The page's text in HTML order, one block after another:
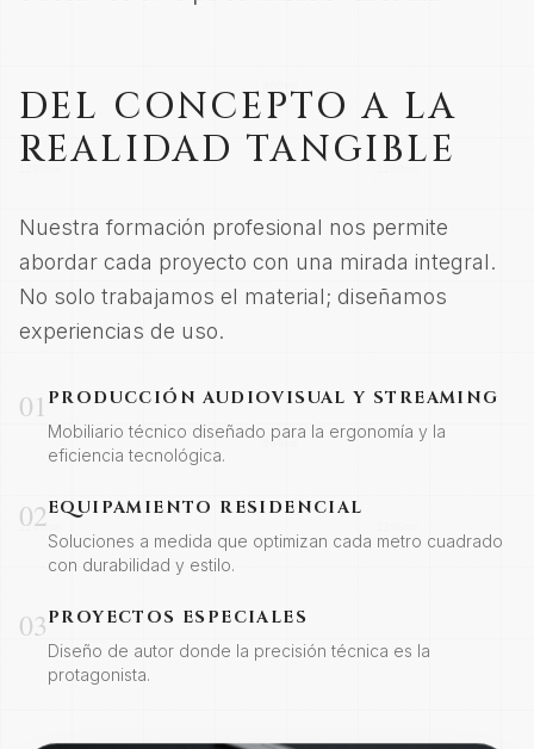
DEL CONCEPTO A LA
REALIDAD TANGIBLE
Nuestra formación profesional nos permite
abordar cada proyecto con una mirada integral.
No solo trabajamos el material; diseñamos
experiencias de uso.
01 PRODUCCIÓN AUDIOVISUAL Y STREAMING
Mobiliario técnico diseñado para la ergonomía y la
eficiencia tecnológica.
02EQUIPAMIENTO RESIDENCIAL
Soluciones a medida que optimizan cada metro cuadrado
con durabilidad y estilo.
03PROYECTOS ESPECIALES
Diseño de autor donde la precisión técnica es la
protagonista.